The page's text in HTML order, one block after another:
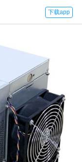
下载app